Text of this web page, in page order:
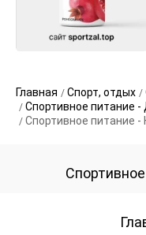
Главная Спорт, отдых
Спортивное питание
Спортивное питание -